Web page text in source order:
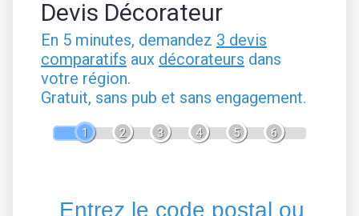
Devis Décorateur
En 5 minutes, demandez 3 devis
comparatifs aux décorateurs dans
votre région.
Gratuit, sans pub et sans engagement.
1 2 3 4 5 6
Entrez le code postal ou